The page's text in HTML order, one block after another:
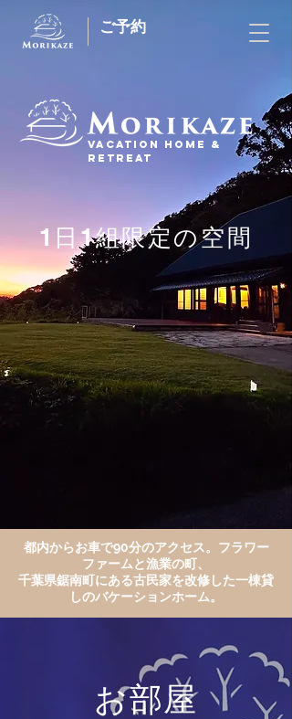
ご予約
Vacation Home &
RETREAT
1日1組限定の空間
都内からお車で90分のアクセス。フラワー
ファームと漁業の町、
千葉県鋸南町にある古民家を改修した一棟貸
しのバケーションホーム。
お部屋